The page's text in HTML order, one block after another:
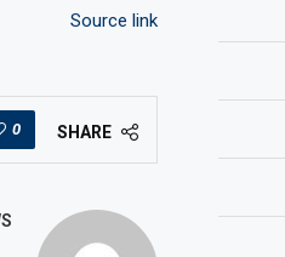
Source link
SHARE
0